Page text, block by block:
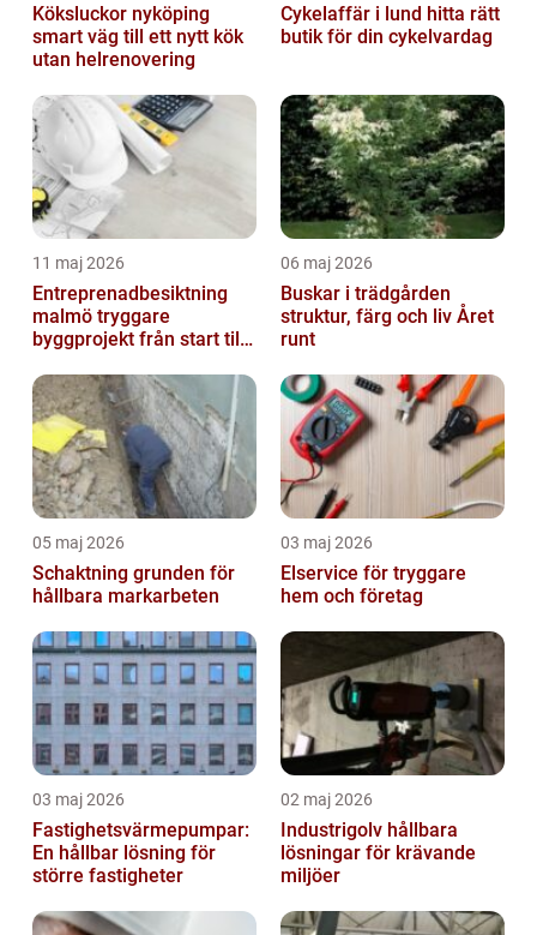
Köksluckor nyköping
smart väg till ett nytt kök
utan helrenovering
Cykelaffär i lund hitta rätt
butik för din cykelvardag
11 maj 2026
Entreprenadbesiktning
malmö tryggare
byggprojekt från start till
06 maj 2026
Buskar i trädgården
struktur, färg och liv Året
runt
05 maj 2026
Schaktning grunden för
hållbara markarbeten
03 maj 2026
Elservice för tryggare
hem och företag
03 maj 2026
Fastighetsvärmepumpar:
En hållbar lösning för
större fastigheter
02 maj 2026
Industrigolv hållbara
lösningar för krävande
miljöer